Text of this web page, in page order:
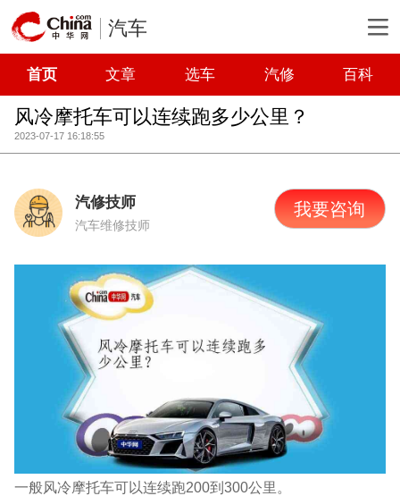
汽车
首页 文章 选车 汽修 百科
风冷摩托车可以连续跑多少公里？
2023-07-17 16:18:55
汽修技师
汽车维修技师
我要咨询
一般风冷摩托车可以连续跑200到300公里。